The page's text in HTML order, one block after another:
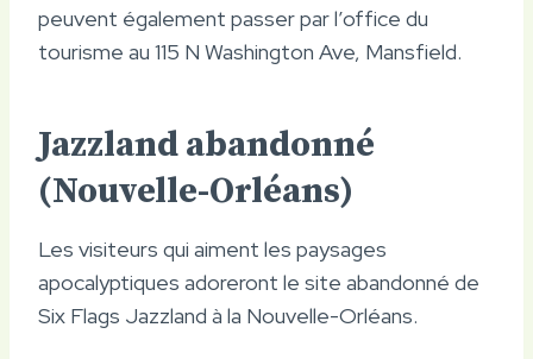
peuvent également passer par l’office du
tourisme au 115 N Washington Ave, Mansfield.
Jazzland abandonné
(Nouvelle-Orléans)
Les visiteurs qui aiment les paysages
apocalyptiques adoreront le site abandonné de
Six Flags Jazzland à la Nouvelle-Orléans.